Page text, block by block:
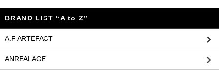
BRAND LIST “A to Z”
A.F ARTEFACT
ANREALAGE